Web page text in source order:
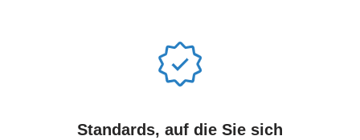
Standards, auf die Sie sich